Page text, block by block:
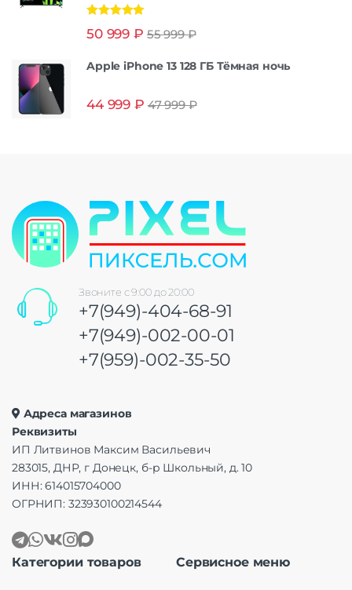
из 5
50 999 ₽ 55 999₽
Apple iPhone 13 128 ГБ Тёмная ночь
44 999 ₽ 47 999₽
Звоните с 9:00 до 20:00
+7(949)-404-68-91
+7(949)-002-00-01
+7(959)-002-35-50
Адреса магазинов
Реквизиты
ИП Литвинов Максим Васильевич
283015, ДНР, г Донецк, б-р Школьный, д. 10
ИНН: 614015704000
ОГРНИП: 323930100214544
Категории товаров Сервисное меню